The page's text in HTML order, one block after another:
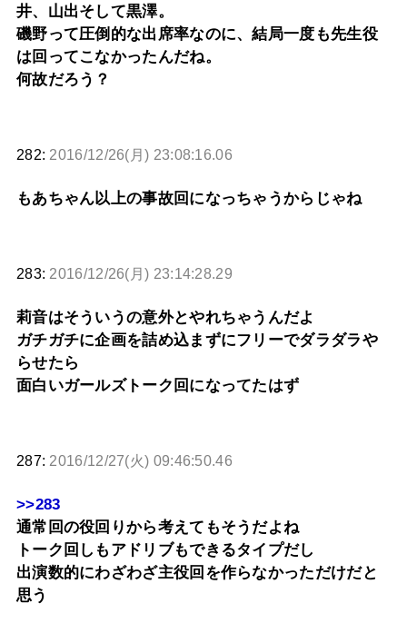
井、山出そして黒澤。
磯野って圧倒的な出席率なのに、結局一度も先生役
は回ってこなかったんだね。
何故だろう？
282: 2016/12/26(月) 23:08:16.06
もあちゃん以上の事故回になっちゃうからじゃね
283: 2016/12/26(月) 23:14:28.29
莉音はそういうの意外とやれちゃうんだよ
ガチガチに企画を詰め込まずにフリーでダラダラや
らせたら
面白いガールズトーク回になってたはず
287: 2016/12/27(火) 09:46:50.46
>>283
通常回の役回りから考えてもそうだよね
トーク回しもアドリブもできるタイプだし
出演数的にわざわざ主役回を作らなかっただけだと
思う